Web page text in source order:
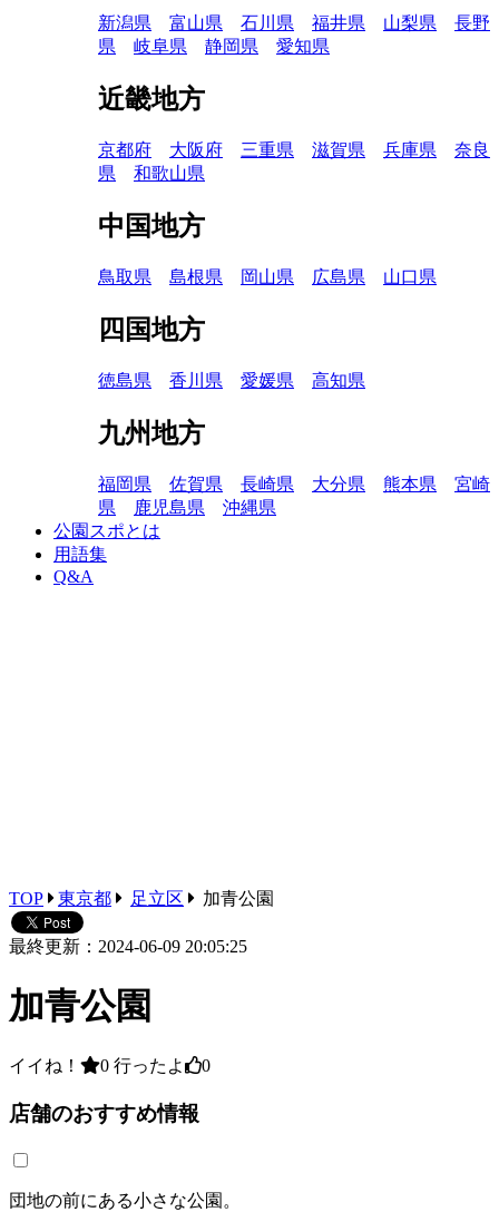
新潟県 富山県 石川県 福井県 山梨県
長野
県
岐阜県 静岡県 愛知県
近畿地方
京都府 大阪府 三重県 滋賀県 兵庫県
奈良
県
和歌山県
中国地方
鳥取県 島根県 岡山県 広島県 山口県
四国地方
徳島県 香川県 愛媛県 高知県
九州地方
福岡県 佐賀県 長崎県 大分県 熊本県
宮崎
県
鹿児島県
沖縄県
公園スポとは
用語集
Q&A
TOP 東京都 足立区 加青公園
最終更新：2024-06-09 20:05:25
加青公園
イイね！ 0 行ったよ 0
店舗のおすすめ情報
団地の前にある小さな公園。